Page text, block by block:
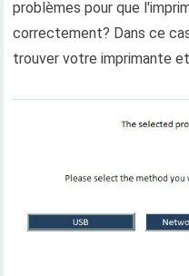
problèmes pour que
correctement? Dans ce
trouver votre imprimante